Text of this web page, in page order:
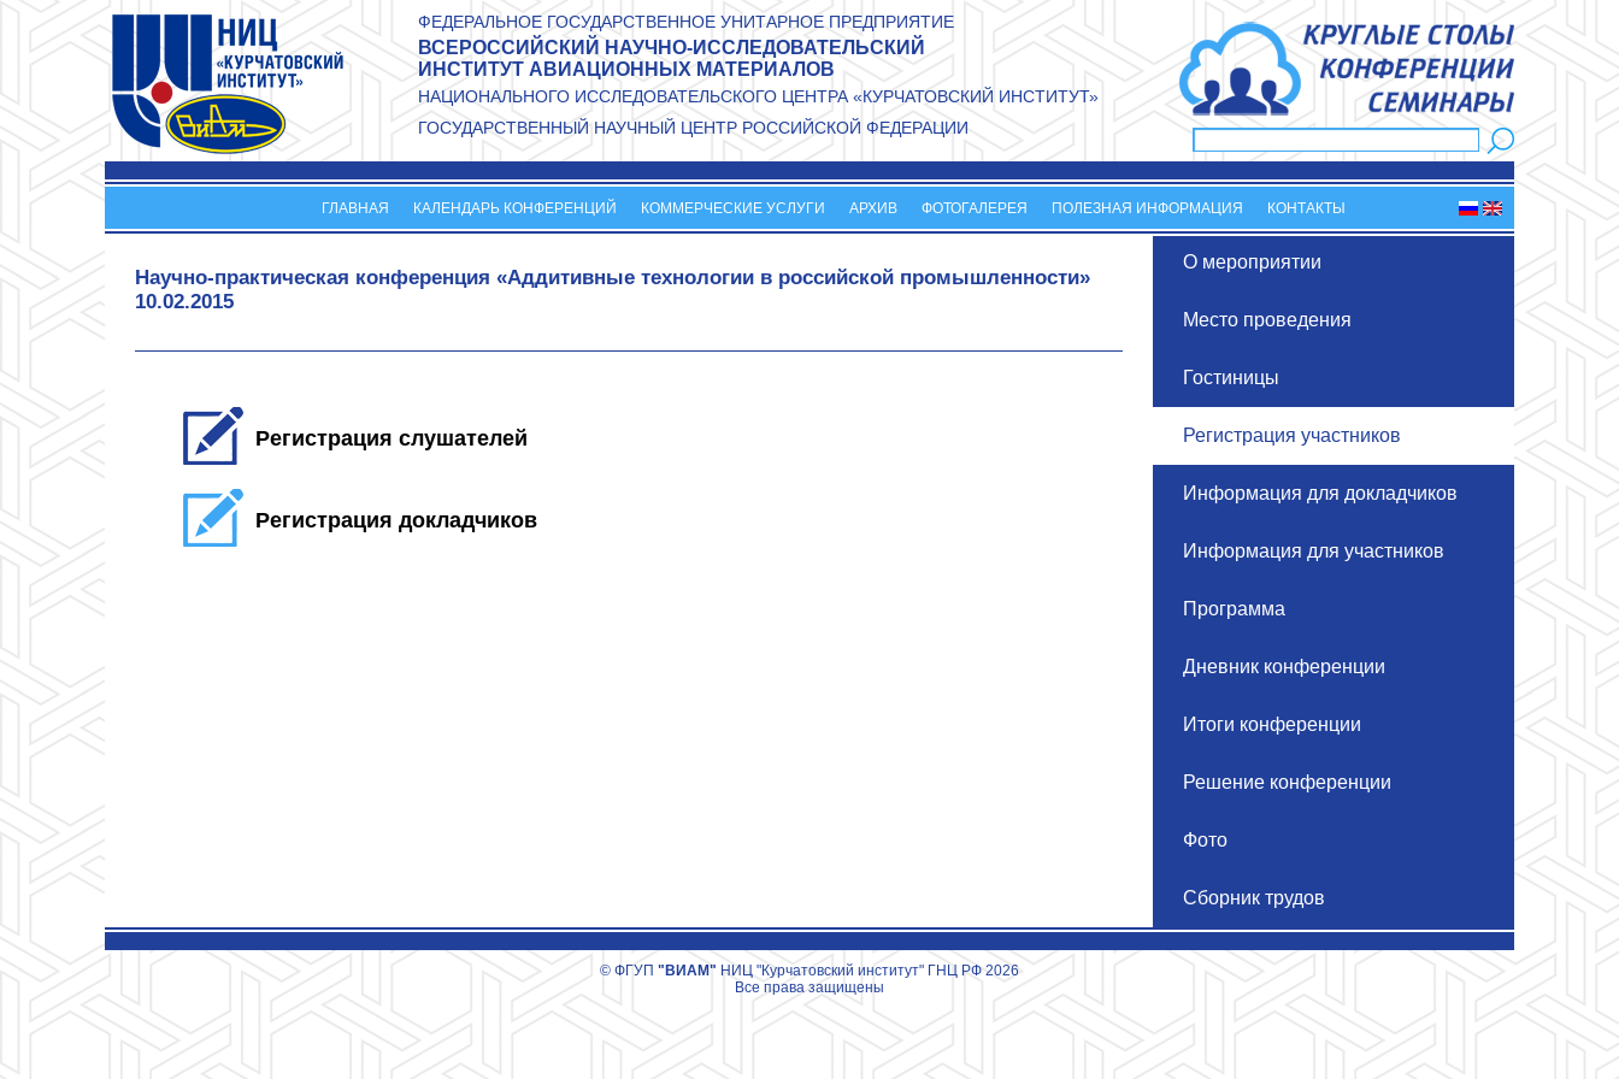
Перейти к основному содержанию
ФЕДЕРАЛЬНОЕ ГОСУДАРСТВЕННОЕ УНИТАРНОЕ ПРЕДПРИЯТИЕ
ВСЕРОССИЙСКИЙ НАУЧНО-ИССЛЕДОВАТЕЛЬСКИЙ
ИНСТИТУТ АВИАЦИОННЫХ МАТЕРИАЛОВ
НАЦИОНАЛЬНОГО ИССЛЕДОВАТЕЛЬСКОГО ЦЕНТРА «КУРЧАТОВСКИЙ ИНСТИТУТ»
ГОСУДАРСТВЕННЫЙ НАУЧНЫЙ ЦЕНТР РОССИЙСКОЙ ФЕДЕРАЦИИ
Форма поиска
ГЛАВНАЯ КАЛЕНДАРЬ КОНФЕРЕНЦИЙ КОММЕРЧЕСКИЕ УСЛУГИ АРХИВ ФОТОГАЛЕРЕЯ ПОЛЕЗНАЯ ИНФОРМАЦИЯ КОНТАКТЫ
О мероприятии
Место проведения
Гостиницы
Регистрация участников
Информация для докладчиков
Информация для участников
Программа
Дневник конференции
Итоги конференции
Решение конференции
Фото
Сборник трудов
Научно-практическая конференция «Аддитивные технологии в российской промышленности»
10.02.2015
Регистрация слушателей
Регистрация докладчиков
© ФГУП "ВИАМ" НИЦ "Курчатовский институт" ГНЦ РФ 2026
Все права защищены